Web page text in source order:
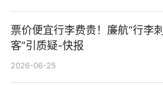
票价便宜行李费贵！廉航“行李刺
客”引质疑-快报
2026-06-25